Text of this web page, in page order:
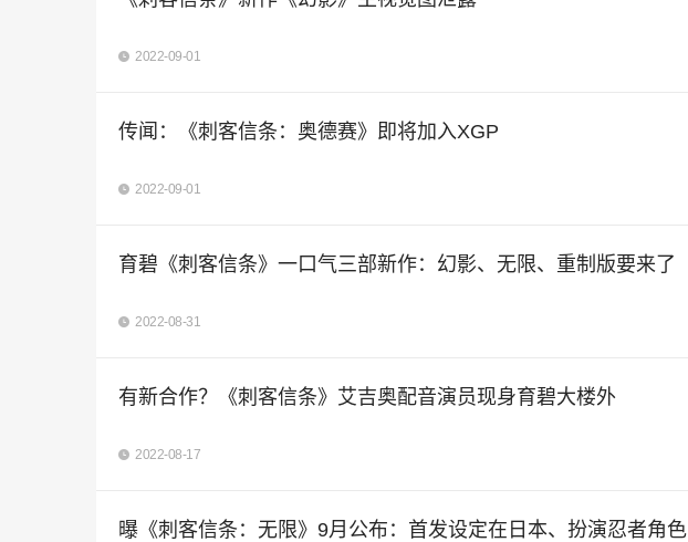
2022-09-01
传闻：《刺客信条：奥德赛》即将加入XGP
2022-09-01
育碧《刺客信条》一口气三部新作：幻影、无限、重制版要来了
2022-08-31
有新合作？《刺客信条》艾吉奥配音演员现身育碧大楼外
2022-08-17
曝《刺客信条：无限》9月公布：首发设定在日本、扮演忍者角色